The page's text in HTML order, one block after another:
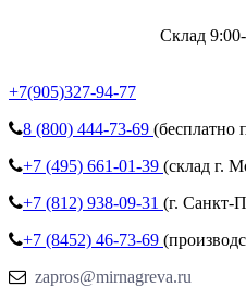
Склад
+7(905)327-94-77
8 (800) 444-73-69 (бесплатно
+7 (495) 661-01-39 (склад г.
+7 (812) 938-09-31 (г. Санкт-
+7 (8452) 46-73-69
zapros@mirnagreva.ru